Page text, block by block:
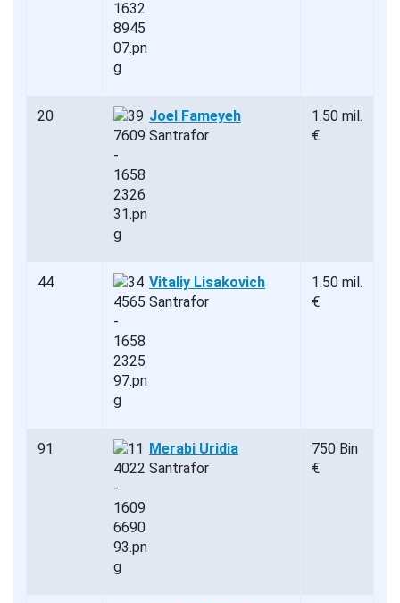
20
Joel Fameyeh
Santrafor
1.50 mil.
€
44
Vitaliy Lisakovich
Santrafor
1.50 mil.
€
91
Merabi Uridia
Santrafor
750 Bin
€